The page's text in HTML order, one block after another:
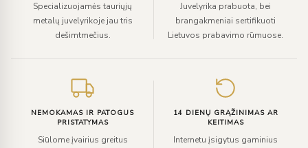
Specializuojamės tauriųjų
metalų juvelyrikoje jau tris
dešimtmečius.
Juvelyrika prabuota, bei
brangakmeniai sertifikuoti
Lietuvos prabavimo rūmuose.
NEMOKAMAS IR PATOGUS
PRISTATYMAS
Siūlome įvairius greitus
14 DIENŲ GRĄŽINIMAS AR
KEITIMAS
Internetu įsigytus gaminius